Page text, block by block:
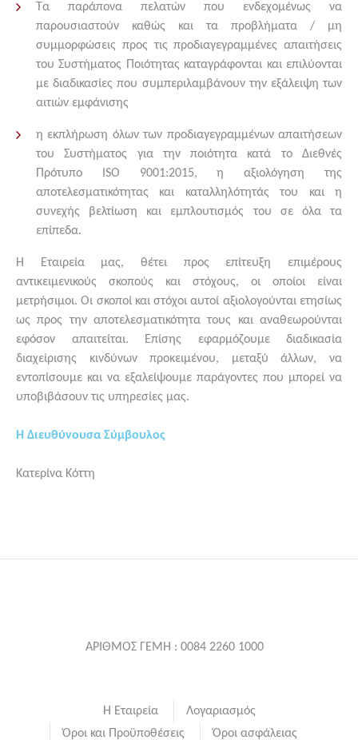
Τα παράπονα πελατών που ενδεχομένως να
παρουσιαστούν καθώς και τα προβλήματα / μη
συμμορφώσεις προς τις προδιαγεγραμμένες απαιτήσεις
του Συστήματος Ποιότητας καταγράφονται και επιλύονται
με διαδικασίες που συμπεριλαμβάνουν την εξάλειψη των
αιτιών εμφάνισης
η εκπλήρωση όλων των προδιαγεγραμμένων απαιτήσεων
του Συστήματος για την ποιότητα κατά το Διεθνές
Πρότυπο ISO 9001:2015, η αξιολόγηση της
αποτελεσματικότητας και καταλληλότητάς του και η
συνεχής βελτίωση και εμπλουτισμός του σε όλα τα
επίπεδα.
Η Εταιρεία μας, θέτει προς επίτευξη επιμέρους
αντικειμενικούς σκοπούς και στόχους, οι οποίοι είναι
μετρήσιμοι. Οι σκοποί και στόχοι αυτοί αξιολογούνται ετησίως
ως προς την αποτελεσματικότητα τους και αναθεωρούνται
εφόσον απαιτείται. Επίσης εφαρμόζουμε διαδικασία
διαχείρισης κινδύνων προκειμένου, μεταξύ άλλων, να
εντοπίσουμε και να εξαλείψουμε παράγοντες που μπορεί να
υποβιβάσουν τις υπηρεσίες μας.
Η Διευθύνουσα Σύμβουλος
Κατερίνα Κόττη
ΑΡΙΘΜΟΣ ΓΕΜΗ : 0084 2260 1000
Η Εταιρεία
Λογαριασμός
Όροι και Προϋποθέσεις
Όροι ασφάλειας